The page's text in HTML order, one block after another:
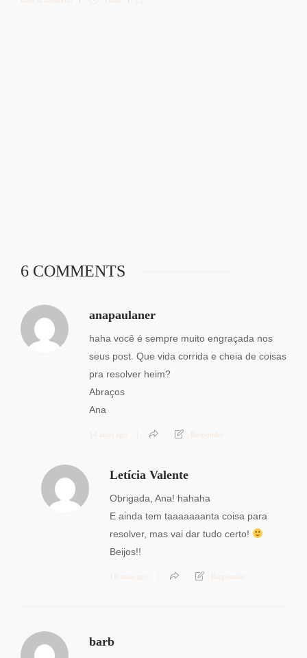
6 COMMENTS
anapaulaner
haha você é sempre muito engraçada nos
seus post. Que vida corrida e cheia de coisas
pra resolver heim?
Abraços
Ana
14 anos ago Responder
Letícia Valente
Obrigada, Ana! hahaha
E ainda tem taaaaaaanta coisa para
resolver, mas vai dar tudo certo!
Beijos!!
14 anos ago Responder
barb